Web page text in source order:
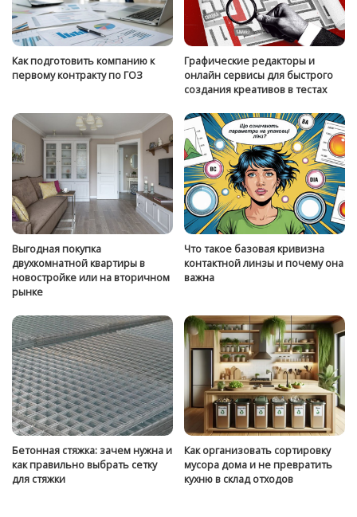
Как подготовить компанию к
первому контракту по ГОЗ
Графические редакторы и
онлайн сервисы для быстрого
создания креативов в тестах
Выгодная покупка
двухкомнатной квартиры в
новостройке или на вторичном
рынке
Что такое базовая кривизна
контактной линзы и почему она
важна
Бетонная стяжка: зачем нужна и
как правильно выбрать сетку
для стяжки
Как организовать сортировку
мусора дома и не превратить
кухню в склад отходов